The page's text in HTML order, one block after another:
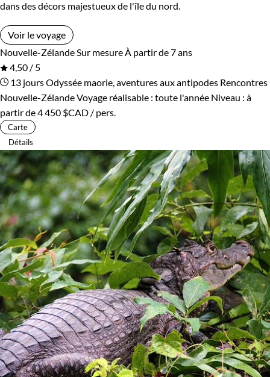
dans des décors majestueux de l'île du nord.
Voir le voyage
Nouvelle-Zélande Sur mesure À partir de 7 ans
4,50 / 5
13 joursOdyssée maorie, aventures aux antipodes Rencontres
Nouvelle-ZélandeVoyage réalisable : toute l'année Niveau : à
partir de4 450 $CAD / pers.
Carte
Détails